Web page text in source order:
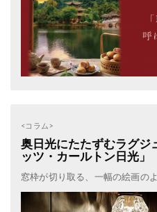
<コラム>
奥日光にたたずむラグジ
ッツ・カールトン日光」
窓枠が切り取る、一幅の絵画の